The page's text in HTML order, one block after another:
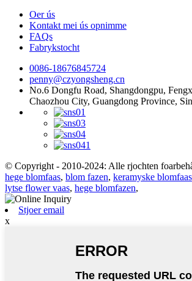
Oer ús
Kontakt mei ús opnimme
FAQs
Fabrykstocht
0086-18676845724
penny@czyongsheng.cn
No.6 Dongfu Road, Shangdongpu,
Chaozhou City, Guangdong Province,
© Copyright - 2010-2024: Alle rjochten
hege blomfaas, blom fazen, keramyske blomfaas
lytse flower vaas, hege blomfazen,
Stjoer email
x